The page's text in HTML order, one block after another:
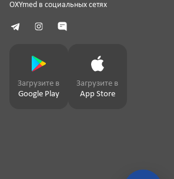
OXYmed в социальных сетях
Загрузите в
Google Play
Загрузите в
App Store